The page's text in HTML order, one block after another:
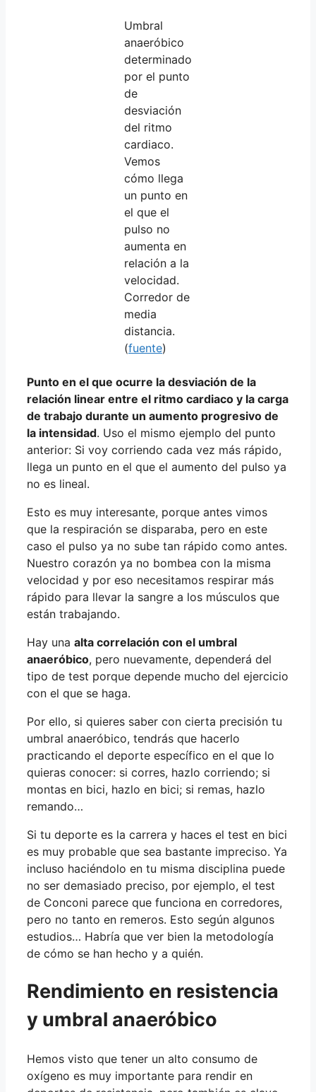
Umbral
anaeróbico
determinado
por el punto
de
desviación
del ritmo
cardiaco.
Vemos
cómo llega
un punto en
el que el
pulso no
aumenta en
relación a la
velocidad.
Corredor de
media
distancia.
(fuente)
Punto en el que ocurre la desviación de la
relación linear entre el ritmo cardiaco y la carga
de trabajo durante un aumento progresivo de
la intensidad. Uso el mismo ejemplo del punto
anterior: Si voy corriendo cada vez más rápido,
llega un punto en el que el aumento del pulso ya
no es lineal.
Esto es muy interesante, porque antes vimos
que la respiración se disparaba, pero en este
caso el pulso ya no sube tan rápido como antes.
Nuestro corazón ya no bombea con la misma
velocidad y por eso necesitamos respirar más
rápido para llevar la sangre a los músculos que
están trabajando.
Hay una alta correlación con el umbral
anaeróbico, pero nuevamente, dependerá del
tipo de test porque depende mucho del ejercicio
con el que se haga.
Por ello, si quieres saber con cierta precisión tu
umbral anaeróbico, tendrás que hacerlo
practicando el deporte específico en el que lo
quieras conocer: si corres, hazlo corriendo; si
montas en bici, hazlo en bici; si remas, hazlo
remando…
Si tu deporte es la carrera y haces el test en bici
es muy probable que sea bastante impreciso. Ya
incluso haciéndolo en tu misma disciplina puede
no ser demasiado preciso, por ejemplo, el test
de Conconi parece que funciona en corredores,
pero no tanto en remeros. Esto según algunos
estudios… Habría que ver bien la metodología
de cómo se han hecho y a quién.
Rendimiento en resistencia
y umbral anaeróbico
Hemos visto que tener un alto consumo de
oxígeno es muy importante para rendir en